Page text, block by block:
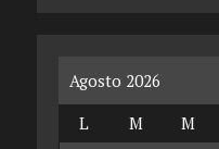
Agosto 2026
L
M M